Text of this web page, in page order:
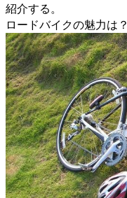
紹介する。
ロードバイクの魅力は？